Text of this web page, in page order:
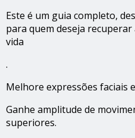
Este é um guia completo,
para quem deseja
vida
.
Melhore expressões faciais
Ganhe amplitude de
superiores.